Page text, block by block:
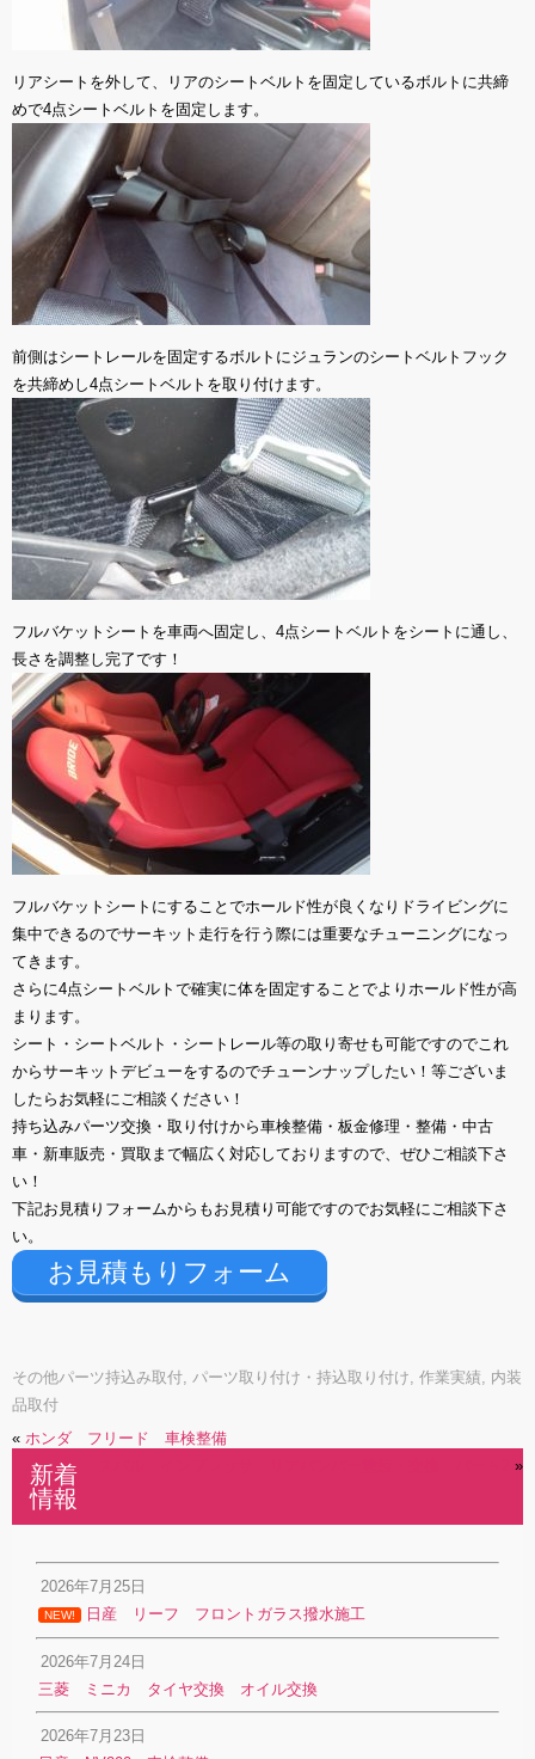
リアシートを外して、リアのシートベルトを固定しているボルトに共締
めで4点シートベルトを固定します。
前側はシートレールを固定するボルトにジュランのシートベルトフック
を共締めし4点シートベルトを取り付けます。
フルバケットシートを車両へ固定し、4点シートベルトをシートに通し、
長さを調整し完了です！
フルバケットシートにすることでホールド性が良くなりドライビングに
集中できるのでサーキット走行を行う際には重要なチューニングになっ
てきます。
さらに4点シートベルトで確実に体を固定することでよりホールド性が高
まります。
シート・シートベルト・シートレール等の取り寄せも可能ですのでこれ
からサーキットデビューをするのでチューンナップしたい！等ございま
したらお気軽にご相談ください！
持ち込みパーツ交換・取り付けから車検整備・板金修理・整備・中古
車・新車販売・買取まで幅広く対応しておりますので、ぜひご相談下さ
い！
下記お見積りフォームからもお見積り可能ですのでお気軽にご相談下さ
い。
お見積もりフォーム
その他パーツ持込み取付, パーツ取り付け・持込取り付け, 作業実績, 内装
品取付
« ホンダ フリード 車検整備
»
新着
情報
2026年7月25日
NEW! 日産 リーフ フロントガラス撥水施工
2026年7月24日
三菱 ミニカ タイヤ交換 オイル交換
2026年7月23日